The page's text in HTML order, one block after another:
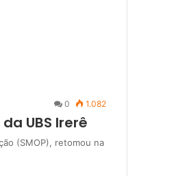
0 1.082
UBS Irerê
(SMOP), retomou na